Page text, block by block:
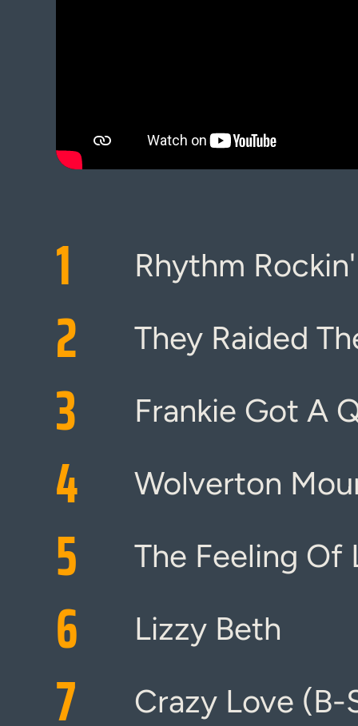
1 Rhythm
2 They Raided
3 Frankie Got A
4 Wolverton
5 The Feeling Of
6 Lizzy Beth
7 Crazy Love (B-